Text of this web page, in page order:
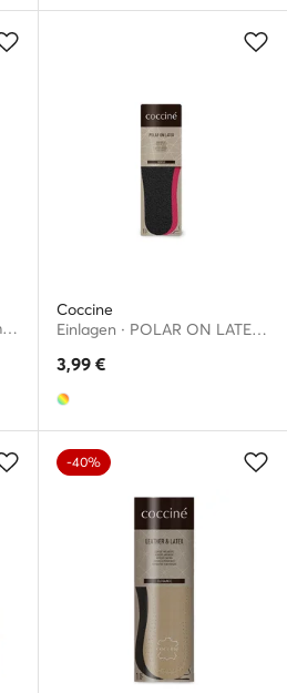
Thermische Einlagen · Aluminium Premium 665/43/AZ r.39/40
Coccine
Einlagen · POLAR ON LATEX WKŁADKA NR 45-46AZ
3,99 €
-40%